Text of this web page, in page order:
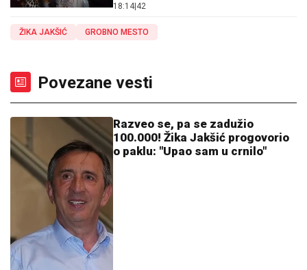
18:14|42
ŽIKA JAKŠIĆ GROBNO MESTO
Povezane vesti
Razveo se, pa se zadužio
100.000! Žika Jakšić progovorio
o paklu: "Upao sam u crnilo"